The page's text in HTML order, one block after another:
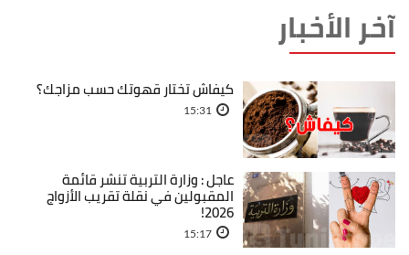
آخر الأخبار
كيفاش تختار قهوتك حسب مزاجك؟
15:31
عاجل : وزارة التربية تنشر قائمة
المقبولين في نقلة تقريب الأزواج
2026!
15:17